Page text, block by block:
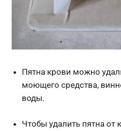
Пятна крови можно
моющего средства,
воды.
Чтобы удалить пятна от